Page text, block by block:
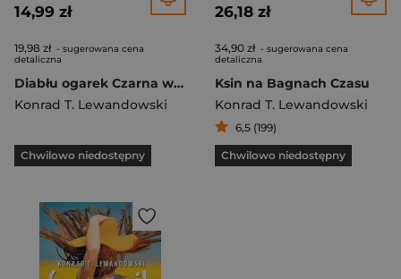
14,99 zł
19,98 zł - sugerowana cena
detaliczna
Diabłu ogarek Czarna wierzba
Konrad T. Lewandowski
Chwilowo niedostępny
26,18 zł
34,90 zł - sugerowana cena
detaliczna
Ksin na Bagnach Czasu
Konrad T. Lewandowski
6,5 (199)
Chwilowo niedostępny